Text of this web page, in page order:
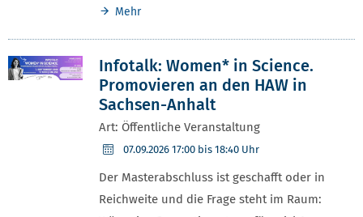
Mehr
Infotalk: Women* in Science.
Promovieren an den HAW in
Sachsen-Anhalt
Art: Öffentliche Veranstaltung
07.09.2026 17:00 bis 18:40 Uhr
Der Masterabschluss ist geschafft oder in
Reichweite und die Frage steht im Raum: